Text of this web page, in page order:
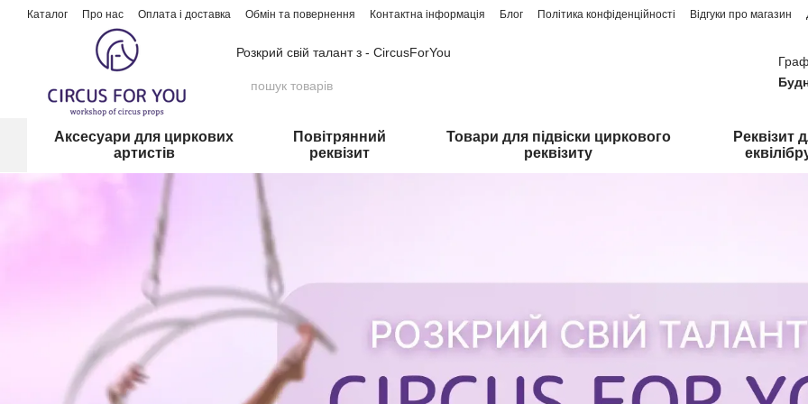
Перейти до основного контенту
Каталог Про нас Оплата і доставка Обмін та повернення Контактна інформація Блог Політика конфіденційності Відгуки про магазин
Розкрий свій талант з - CircusForYou
Аксесуари для циркових
артистів
Повітрянний
реквізит
Товари для підвіски циркового
реквізиту
Реквізит